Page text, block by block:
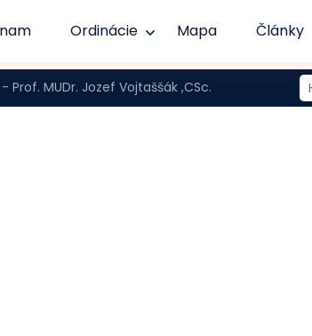
Ordinácie Mapa Články
MUDr. Jozef Vojtaššák ,CSc.